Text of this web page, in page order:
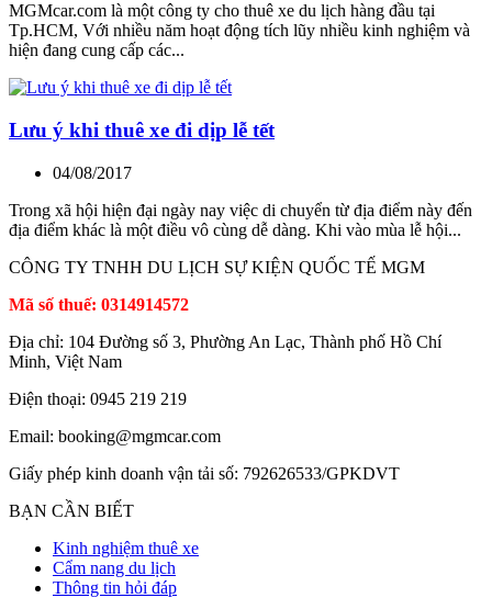
MGMcar.com là một công ty cho thuê xe du lịch hàng đầu tại
Tp.HCM, Với nhiều năm hoạt động tích lũy nhiều kinh nghiệm và
hiện đang cung cấp các...
Lưu ý khi thuê xe đi dịp lễ tết
04/08/2017
Trong xã hội hiện đại ngày nay việc di chuyển từ địa điểm này đến
địa điểm khác là một điều vô cùng dễ dàng. Khi vào mùa lễ hội...
CÔNG TY TNHH DU LỊCH SỰ KIỆN QUỐC TẾ MGM
Mã số thuế: 0314914572
Địa chỉ: 104 Đường số 3, Phường An Lạc, Thành phố Hồ Chí
Minh, Việt Nam
Điện thoại: 0945 219 219
Email: booking@mgmcar.com
Giấy phép kinh doanh vận tải số: 792626533/GPKDVT
BẠN CẦN BIẾT
Kinh nghiệm thuê xe
Cẩm nang du lịch
Thông tin hỏi đáp